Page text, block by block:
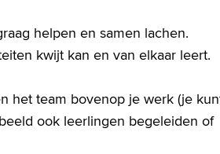
helpen en samen lachen.
kwijt kan en van elkaar leert.
het team bovenop je werk (je
ook leerlingen begeleiden of